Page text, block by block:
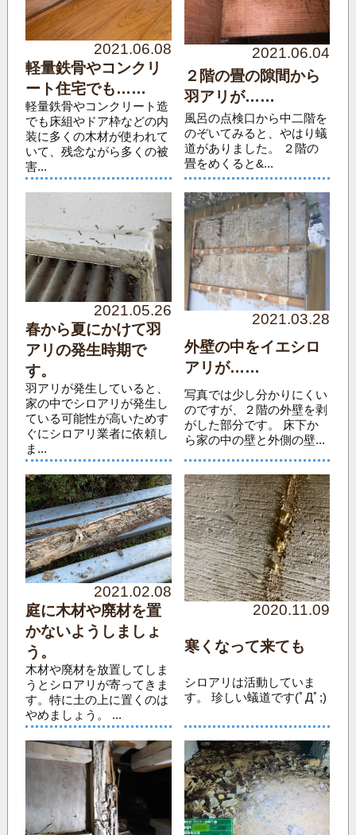
2021.06.08
軽量鉄骨やコンクリ
ート住宅でも……
軽量鉄骨やコンクリート造
でも床組やドア枠などの内
装に多くの木材が使われて
いて、残念ながら多くの被
害...
2021.06.04
２階の畳の隙間から
羽アリが……
風呂の点検口から中二階を
のぞいてみると、やはり蟻
道がありました。 ２階の
畳をめくると&...
2021.05.26
春から夏にかけて羽
アリの発生時期で
す。
羽アリが発生していると、
家の中でシロアリが発生し
ている可能性が高いためす
ぐにシロアリ業者に依頼し
ま...
2021.03.28
外壁の中をイエシロ
アリが……
写真では少し分かりにくい
のですが、２階の外壁を剥
がした部分です。 床下か
ら家の中の壁と外側の壁...
2021.02.08
庭に木材や廃材を置
かないようしましょ
う。
木材や廃材を放置してしま
うとシロアリが寄ってきま
す。特に土の上に置くのは
やめましょう。 ...
2020.11.09
寒くなって来ても
シロアリは活動していま
す。 珍しい蟻道です(ﾟДﾟ;)